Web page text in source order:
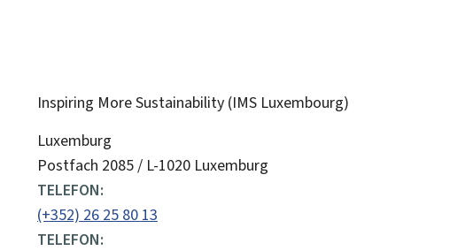
Inspiring More Sustainability (IMS Luxembourg)
ADRESSE:
Luxemburg
Postfach 2085 / L-1020 Luxemburg
TELEFON:
(+352) 26 25 80 13
TELEFON: